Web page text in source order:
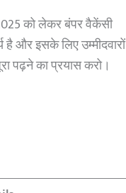
को लेकर बंपर वैकेंसी
है और इसके लिए उम्मीदवारों
पढ़ने का प्रयास करो।